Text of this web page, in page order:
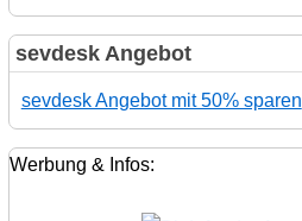
sevdesk Angebot
sevdesk Angebot mit 50% sparen
Werbung & Infos: